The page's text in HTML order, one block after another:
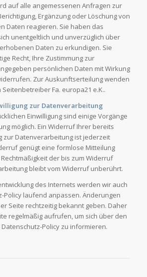
auf alle angemessenen Anfragen zur
Ergänzung oder Löschung von
Daten reagieren. Sie haben das
unentgeltlich und unverzüglich über
Daten zu erkundigen. Sie
Recht, Ihre Zustimmung zur
persönlichen Daten mit Wirkung
Zur Auskunftserteilung wenden
Fa. europa21 e.K..
zur Datenverarbeitung
Einwilligung sind einige Vorgänge
möglich. Ein Widerruf Ihrer bereits
zur Datenverarbeitung ist jederzeit
genügt eine formlose Mitteilung
Rechtmäßigkeit der bis zum Widerruf
bleibt vom Widerruf unberührt.
des Internets werden wir auch
Policy laufend anpassen. Änderungen
Seite rechtzeitig bekannt geben. Daher
regelmäßig aufrufen, um sich über den
Policy zu informieren.